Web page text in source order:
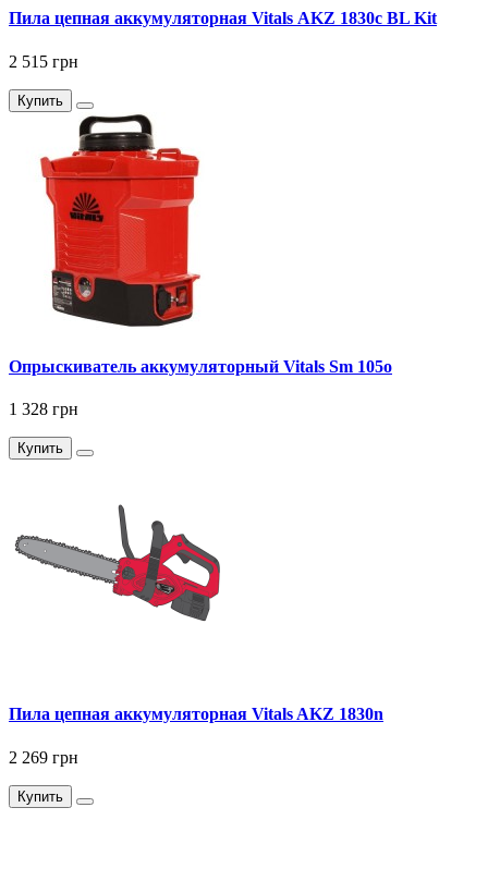
Пила цепная аккумуляторная Vitals AKZ 1830c BL Kit
2 515 грн
Купить
Опрыскиватель аккумуляторный Vitals Sm 105о
1 328 грн
Купить
Пила цепная аккумуляторная Vitals AKZ 1830n
2 269 грн
Купить